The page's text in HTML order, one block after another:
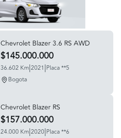
Chevrolet Blazer 3.6 RS AWD
$145.000.000
36.602 Km|2021|Placa **5
Bogota
Chevrolet Blazer RS
$157.000.000
24.000 Km|2020|Placa **6